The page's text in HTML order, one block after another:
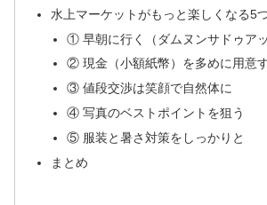
水上マーケットがもっと楽しくなる5
① 早朝に行く（ダムヌンサドゥアッ
② 現金（小額紙幣）を多めに用意
③ 値段交渉は笑顔で自然体に
④ 写真のベストポイントを狙う
⑤ 服装と暑さ対策をしっかりと
まとめ